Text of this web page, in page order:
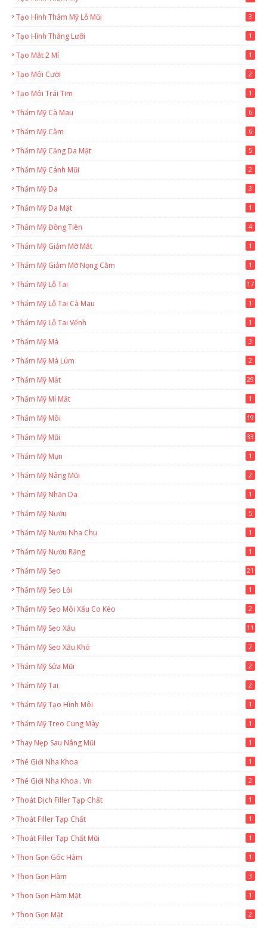
Tạo Hình Thẩm Mỹ Lỗ Mũi 3
Tạo Hình Thắng Lưỡi 1
Tạo Mắt 2 Mí 1
Tạo Môi Cười 2
Tạo Môi Trái Tim 1
Thẩm Mỹ Cà Mau 6
Thẩm Mỹ Cằm 6
Thẩm Mỹ Căng Da Mặt 5
Thẩm Mỹ Cánh Mũi 2
Thẩm Mỹ Da 3
Thẩm Mỹ Da Mặt 1
Thẩm Mỹ Đồng Tiền 4
Thẩm Mỹ Giảm Mỡ Mắt 1
Thẩm Mỹ Giảm Mỡ Nọng Cằm 1
Thẩm Mỹ Lỗ Tai 17
Thẩm Mỹ Lỗ Tai Cà Mau 1
Thẩm Mỹ Lỗ Tai Vểnh 1
Thẩm Mỹ Má 3
Thẩm Mỹ Má Lúm 2
Thẩm Mỹ Mắt 29
Thẩm Mỹ Mí Mắt 1
Thẩm Mỹ Môi 19
Thẩm Mỹ Mũi 33
Thẩm Mỹ Mụn 1
Thẩm Mỹ Nâng Mũi 2
Thẩm Mỹ Nhăn Da 1
Thẩm Mỹ Nướu 5
Thẩm Mỹ Nướu Nha Chu 1
Thẩm Mỹ Nướu Răng 1
Thẩm Mỹ Sẹo 21
Thẩm Mỹ Sẹo Lồi 1
Thẩm Mỹ Sẹo Môi Xấu Co Kéo 2
Thẩm Mỹ Sẹo Xấu 11
Thẩm Mỹ Sẹo Xấu Khó 2
Thẩm Mỹ Sửa Mũi 2
Thẩm Mỹ Tai 2
Thẩm Mỹ Tạo Hình Môi 1
Thẩm Mỹ Treo Cung Mày 1
Thay Nẹp Sau Nâng Mũi 1
Thế Giới Nha Khoa 1
Thế Giới Nha Khoa . Vn 2
Thoát Dịch Filler Tạp Chất 1
Thoát Filler Tạp Chất 1
Thoát Filler Tạp Chất Mũi 1
Thon Gọn Góc Hàm 1
Thon Gọn Hàm 3
Thon Gọn Hàm Mặt 1
Thon Gọn Mặt 2